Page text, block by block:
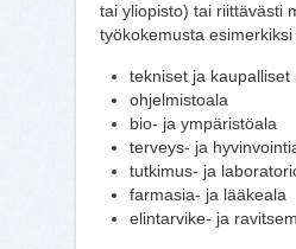
tai yliopisto) tai riittävästi
työkokemusta
tekniset ja kaupalliset
ohjelmistoala
bio- ja ympäristöala
terveys- ja
tutkimus- ja
farmasia- ja lääkeala
elintarvike- ja